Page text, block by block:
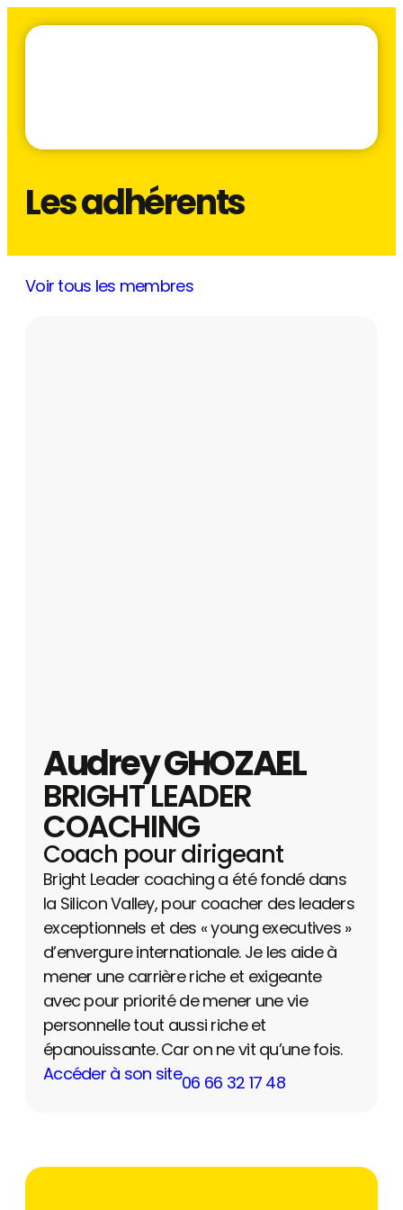
Les adhérents
Voir tous les membres
Audrey GHOZAEL
BRIGHT LEADER
COACHING
Coach pour dirigeant
Bright Leader coaching a été fondé dans
la Silicon Valley, pour coacher des leaders
exceptionnels et des « young executives »
d’envergure internationale. Je les aide à
mener une carrière riche et exigeante
avec pour priorité de mener une vie
personnelle tout aussi riche et
épanouissante. Car on ne vit qu’une fois.
Accéder à son site06 66 32 17 48